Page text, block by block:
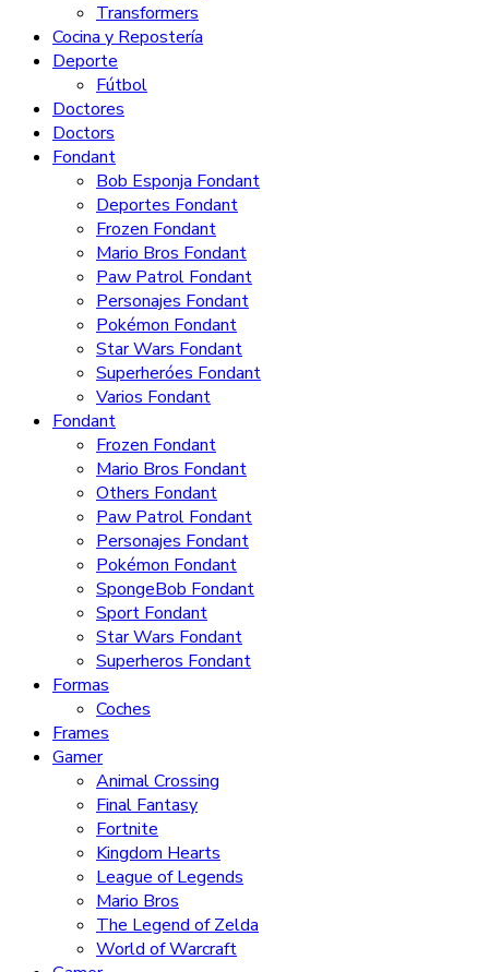
Transformers
Cocina y Repostería
Deporte
Fútbol
Doctores
Doctors
Fondant
Bob Esponja Fondant
Deportes Fondant
Frozen Fondant
Mario Bros Fondant
Paw Patrol Fondant
Personajes Fondant
Pokémon Fondant
Star Wars Fondant
Superheróes Fondant
Varios Fondant
Fondant
Frozen Fondant
Mario Bros Fondant
Others Fondant
Paw Patrol Fondant
Personajes Fondant
Pokémon Fondant
SpongeBob Fondant
Sport Fondant
Star Wars Fondant
Superheros Fondant
Formas
Coches
Frames
Gamer
Animal Crossing
Final Fantasy
Fortnite
Kingdom Hearts
League of Legends
Mario Bros
The Legend of Zelda
World of Warcraft